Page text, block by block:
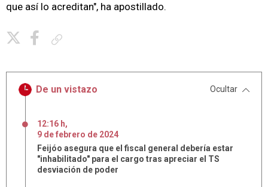
que así lo acreditan", ha apostillado.
De un vistazo Ocultar
12:16 h,
9 defebrero de 2024
Feijóo asegura que el fiscal general debería estar
"inhabilitado" para el cargo tras apreciar el TS
desviación de poder